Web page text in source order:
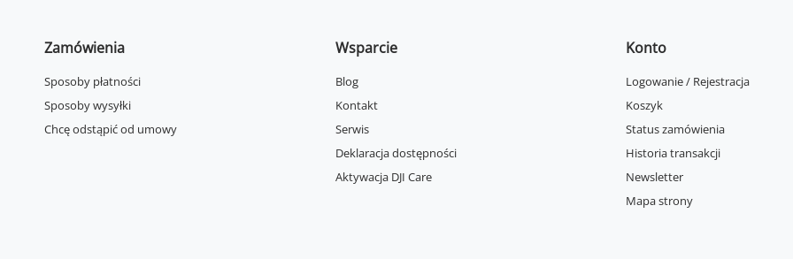
Zamówienia
Sposoby płatności
Sposoby wysyłki
Chcę odstąpić od umowy
Wsparcie
Blog
Kontakt
Serwis
Deklaracja dostępności
Aktywacja DJI Care
Konto
Logowanie / Rejestracja
Koszyk
Status zamówienia
Historia transakcji
Newsletter
Mapa strony